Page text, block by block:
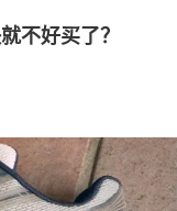
不好买了？